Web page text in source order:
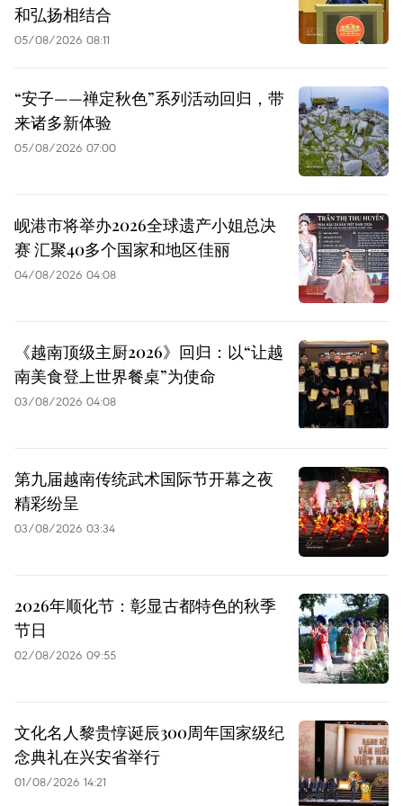
和弘扬相结合
05/08/2026 08:11
“安子——禅定秋色”系列活动回归，带
来诸多新体验
05/08/2026 07:00
岘港市将举办2026全球遗产小姐总决
赛 汇聚40多个国家和地区佳丽
04/08/2026 04:08
《越南顶级主厨2026》回归：以“让越
南美食登上世界餐桌”为使命
03/08/2026 04:08
第九届越南传统武术国际节开幕之夜
精彩纷呈
03/08/2026 03:34
2026年顺化节：彰显古都特色的秋季
节日
02/08/2026 09:55
文化名人黎贵惇诞辰300周年国家级纪
念典礼在兴安省举行
01/08/2026 14:21